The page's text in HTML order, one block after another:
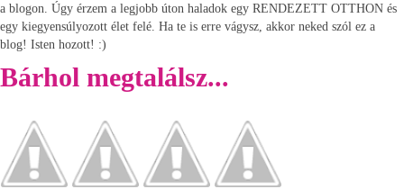
a blogon. Úgy érzem a legjobb úton haladok egy RENDEZETT OTTHON és
egy kiegyensúlyozott élet felé. Ha te is erre vágysz, akkor neked szól ez a
blog! Isten hozott! :)
Bárhol megtalálsz...